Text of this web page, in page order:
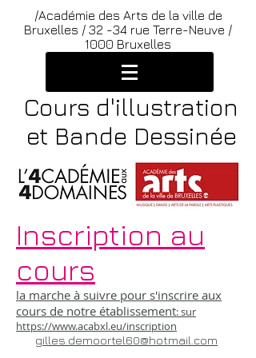
/Académie des Arts de la ville de
Bruxelles / 32 -34 rue Terre-Neuve /
1000 Bruxelles
Cours d'illustration
et Bande Dessinée
Inscription au
cours
la marche à suivre pour s'inscrire aux
cours de notre établissement: sur
https://www.acabxl.eu/inscription
gilles.demoortel60@hotmail.com